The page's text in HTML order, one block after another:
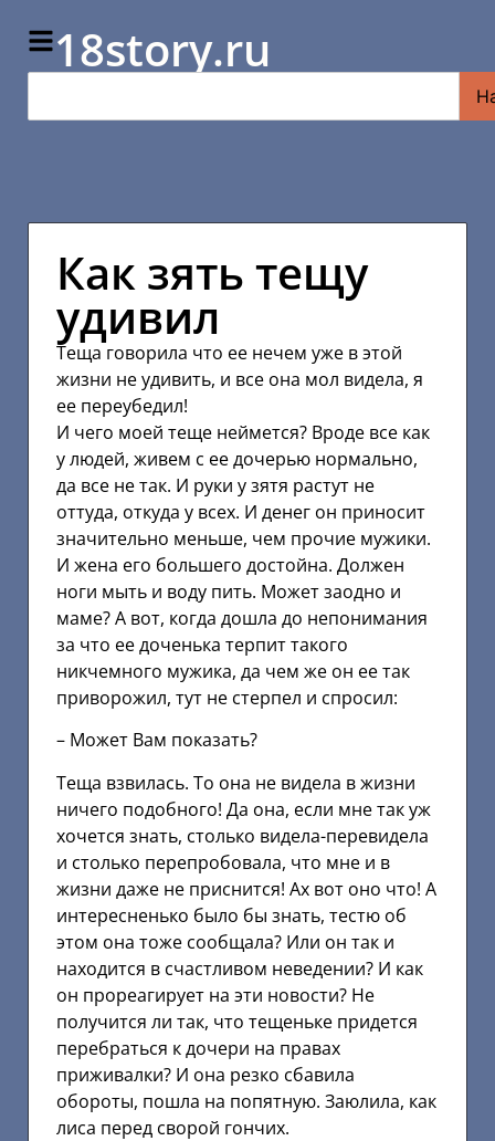
18story.ru
Как зять тещу
удивил
Теща говорила что ее нечем уже в этой
жизни не удивить, и все она мол видела, я
ее переубедил!
И чего моей теще неймется? Вроде все как
у людей, живем с ее дочерью нормально,
да все не так. И руки у зятя растут не
оттуда, откуда у всех. И денег он приносит
значительно меньше, чем прочие мужики.
И жена его большего достойна. Должен
ноги мыть и воду пить. Может заодно и
маме? А вот, когда дошла до непонимания
за что ее доченька терпит такого
никчемного мужика, да чем же он ее так
приворожил, тут не стерпел и спросил:
– Может Вам показать?
Теща взвилась. То она не видела в жизни
ничего подобного! Да она, если мне так уж
хочется знать, столько видела-перевидела
и столько перепробовала, что мне и в
жизни даже не приснится! Ах вот оно что! А
интересненько было бы знать, тестю об
этом она тоже сообщала? Или он так и
находится в счастливом неведении? И как
он прореагирует на эти новости? Не
получится ли так, что тещеньке придется
перебраться к дочери на правах
приживалки? И она резко сбавила
обороты, пошла на попятную. Заюлила, как
лиса перед сворой гончих.